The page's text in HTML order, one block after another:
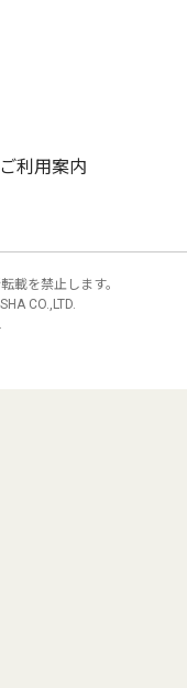
利用案内
載を禁止します。
CO.,LTD.